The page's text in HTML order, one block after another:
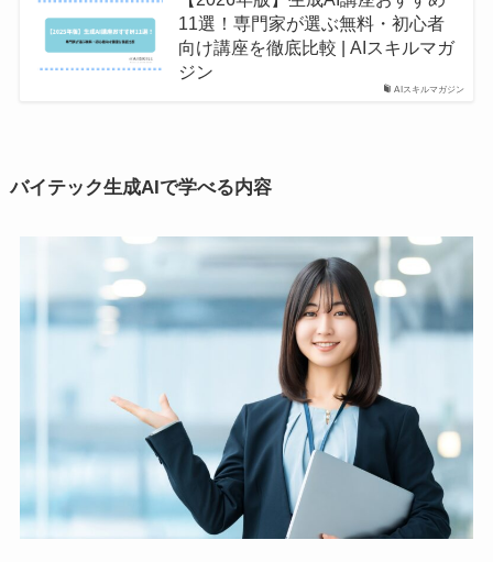
AIスキルマガジン
11選！専門家が選ぶ無料・初心者
向け講座を徹底比較 | AIスキルマガ
ジン
バイテック生成AIで学べる内容